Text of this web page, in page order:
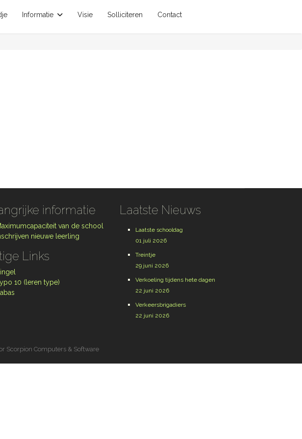
Informatie Visie Solliciteren Contact
informatie
van de school
nieuwe leerling
Links
10 (leren type)
Laatste Nieuws
Laatste schooldag
01 juli 2026
Treintje
29 juni 2026
Verkoeling tijdens hete dagen
22 juni 2026
Verkeersbrigadiers
22 juni 2026
Scorpion Computers & Software